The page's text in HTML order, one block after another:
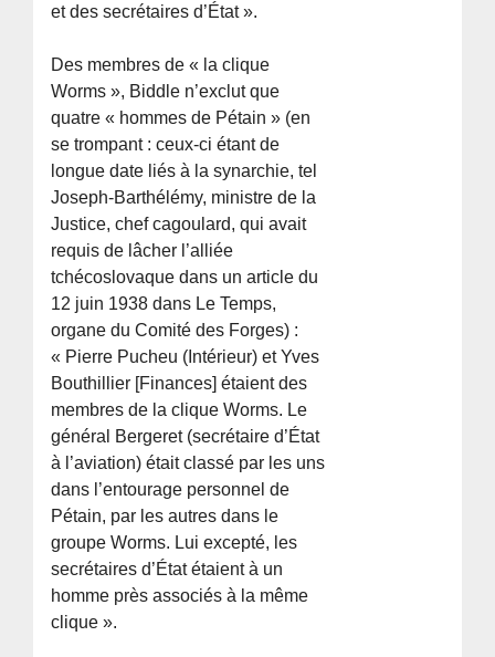
et des secrétaires d’État ».
Des membres de « la clique
Worms », Biddle n’exclut que
quatre « hommes de Pétain » (en
se trompant : ceux-ci étant de
longue date liés à la synarchie, tel
Joseph-Barthélémy, ministre de la
Justice, chef cagoulard, qui avait
requis de lâcher l’alliée
tchécoslovaque dans un article du
12 juin 1938 dans Le Temps,
organe du Comité des Forges) :
« Pierre Pucheu (Intérieur) et Yves
Bouthillier [Finances] étaient des
membres de la clique Worms. Le
général Bergeret (secrétaire d’État
à l’aviation) était classé par les uns
dans l’entourage personnel de
Pétain, par les autres dans le
groupe Worms. Lui excepté, les
secrétaires d’État étaient à un
homme près associés à la même
clique ».